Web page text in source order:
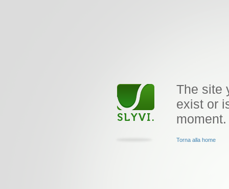
The site
exist or
moment.
Torna alla home